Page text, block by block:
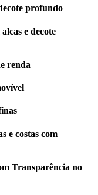
profundo
e decote
renda
e costas com
Transparência no